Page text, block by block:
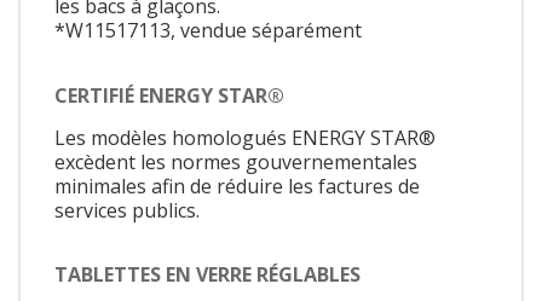
les bacs à glaçons.
*W11517113, vendue séparément
CERTIFIÉ ENERGY STAR®
Les modèles homologués ENERGY STAR®
excèdent les normes gouvernementales
minimales afin de réduire les factures de
services publics.
TABLETTES EN VERRE RÉGLABLES